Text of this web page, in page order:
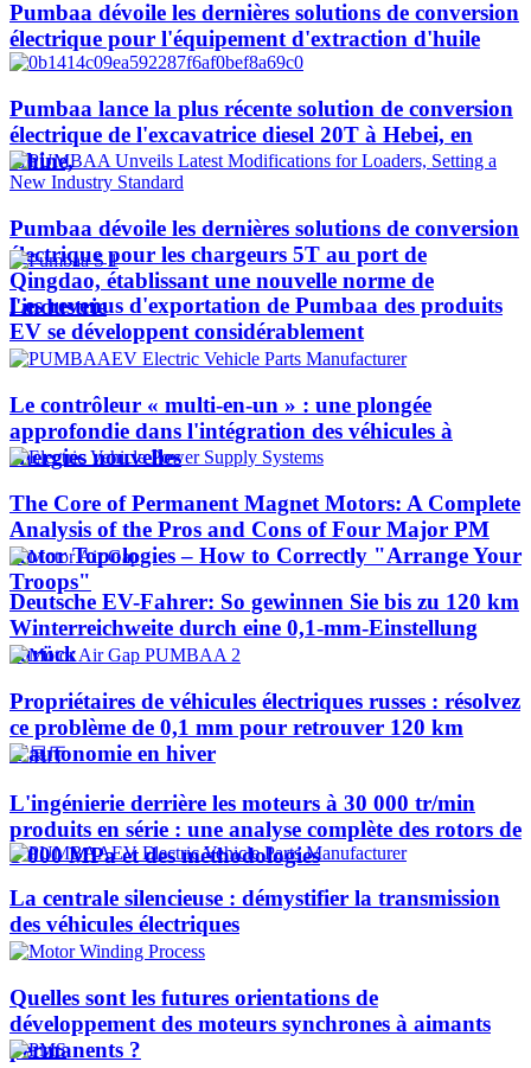
Pumbaa dévoile les dernières solutions de conversion
électrique pour l'équipement d'extraction d'huile
Pumbaa lance la plus récente solution de conversion
électrique de l'excavatrice diesel 20T à Hebei, en
Chine,
Pumbaa dévoile les dernières solutions de conversion
électrique pour les chargeurs 5T au port de
Qingdao, établissant une nouvelle norme de
l'industrie
Les revenus d'exportation de Pumbaa des produits
EV se développent considérablement
Le contrôleur « multi-en-un » : une plongée
approfondie dans l'intégration des véhicules à
énergies nouvelles
The Core of Permanent Magnet Motors: A Complete
Analysis of the Pros and Cons of Four Major PM
Rotor Topologies – How to Correctly "Arrange Your
Troops"
Deutsche EV-Fahrer: So gewinnen Sie bis zu 120 km
Winterreichweite durch eine 0,1-mm-Einstellung
zurück
Propriétaires de véhicules électriques russes : résolvez
ce problème de 0,1 mm pour retrouver 120 km
d'autonomie en hiver
L'ingénierie derrière les moteurs à 30 000 tr/min
produits en série : une analyse complète des rotors de
1 000 MPa et des méthodologies
La centrale silencieuse : démystifier la transmission
des véhicules électriques
Quelles sont les futures orientations de
développement des moteurs synchrones à aimants
permanents ?